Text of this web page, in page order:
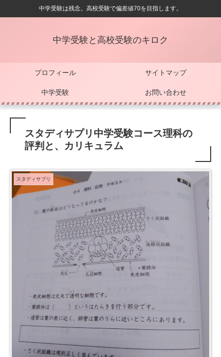
中学受験は残念。高校受験で偏差値70を目指します。
中学受験と高校受験のキロク
プロフィール サイトマップ
中学受験 お問い合わせ
スタディサプリ中学受験コース理科の
評判と、カリキュラム
スタディサプリ